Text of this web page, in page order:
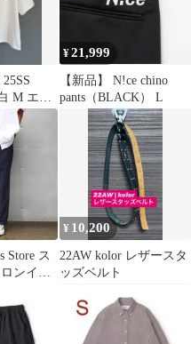
M エン
¥21,999
【新品】 N!ce chino
pants（BLACK） L
Store ス
ンイー
¥ 10,200
22AW kolor レザースタ
ッズベルト